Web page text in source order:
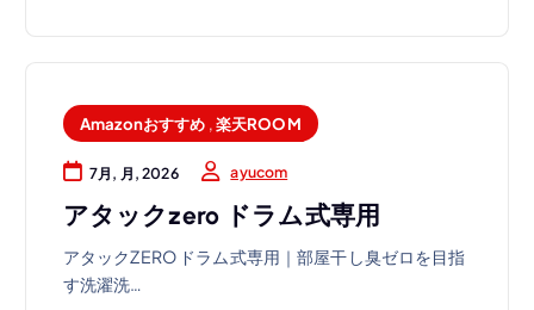
Amazonおすすめ ,楽天ROOM
7月, 月, 2026 ayucom
アタックzero ドラム式専用
アタックZERO ドラム式専用｜部屋干し臭ゼロを目指
す洗濯洗…